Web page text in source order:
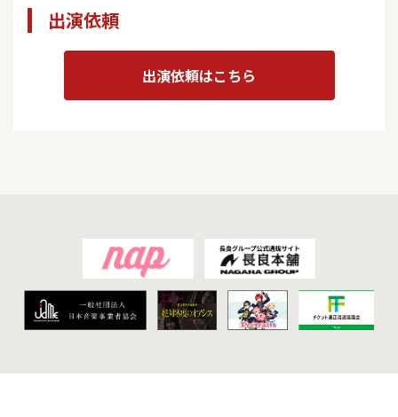
出演依頼
出演依頼はこちら